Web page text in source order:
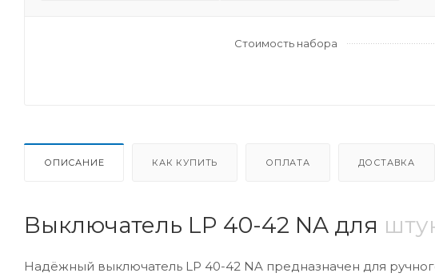
Стоимость набора
ОПИСАНИЕ КАК КУПИТЬ ОПЛАТА ДОСТАВКА
Выключатель LP 40-42 NA для
Надёжный выключатель LP 40-42 NA предназначен для